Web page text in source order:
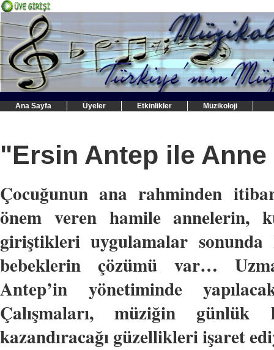
Ana Sayfa Üyeler Etkinlikler Müzikoloji
"Ersin Antep ile Anne
Çocuğunun ana rahminden
önem veren hamile annelerin,
giriştikleri uygulamalar sonunda
bebeklerin çözümü var…
Antep’in yönetiminde
Çalışmaları, müziğin günlük
kazandıracağı güzellikleri işaret